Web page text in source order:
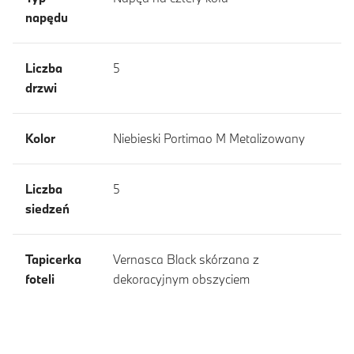
napędu
Liczba
drzwi
5
Kolor Niebieski Portimao M Metalizowany
Liczba
siedzeń
5
Tapicerka
foteli
Vernasca Black skórzana z
dekoracyjnym obszyciem